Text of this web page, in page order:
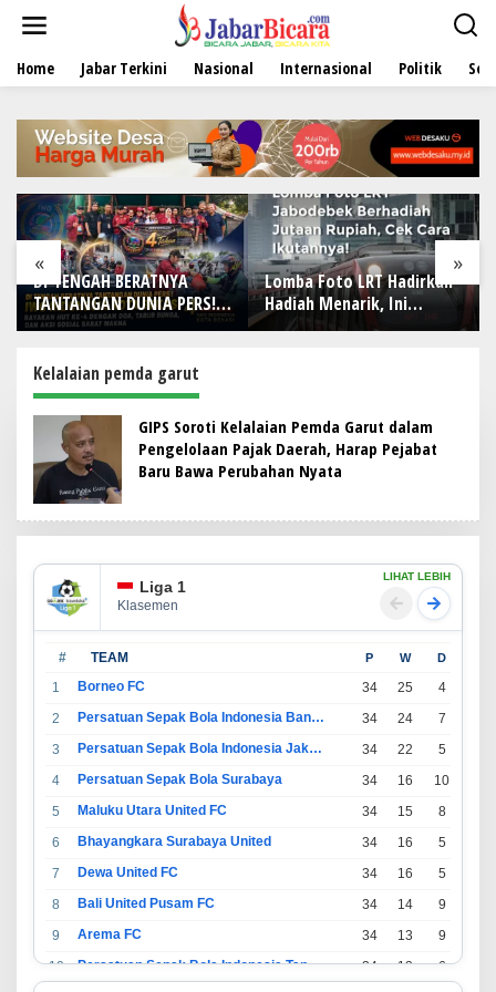
t
Home Jabar Terkini Nasional Internasional Politik
« »
PERS!
Bunga,
Lomba Foto LRT Hadirkan
Hadiah Menarik, Ini
Syaratnya
Holding Perkebunan
Nusantara Dukung
Penciptaan
Kelalaian pemda garut
GIPS Soroti Kelalaian Pemda Garut dalam
Pengelolaan Pajak Daerah, Harap Pejabat
Baru Bawa Perubahan Nyata
Liga 1
Klasemen
LIHAT LEBIH
# TEAM P W D
1 Borneo FC 34 25 4
2
Persatuan Sepak Bola Indonesia Bandung 34 24 7
3
Persatuan Sepak Bola Indonesia Jakarta 34 22 5
4
Persatuan Sepak Bola Surabaya 34 16 10
5
Maluku Utara United FC 34 15 8
6
Bhayangkara Surabaya United 34 16 5
7
Dewa United FC 34 16 5
8
Bali United Pusam FC 34 14 9
9
Arema FC 34 13 9
10
Persatuan Sepak Bola Indonesia Tangerang 34 13 6